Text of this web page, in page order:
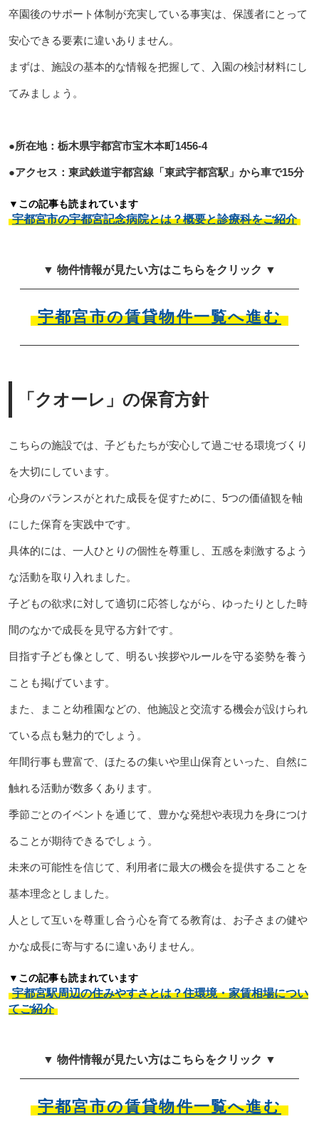
卒園後のサポート体制が充実している事実は、保護者にとって
安心できる要素に違いありません。
まずは、施設の基本的な情報を把握して、入園の検討材料にし
てみましょう。
●所在地：栃木県宇都宮市宝木本町1456-4
●アクセス：東武鉄道宇都宮線「東武宇都宮駅」から車で15分
▼この記事も読まれています
宇都宮市の宇都宮記念病院とは？概要と診療科をご紹介
▼ 物件情報が見たい方はこちらをクリック ▼
宇都宮市の賃貸物件一覧へ進む
「クオーレ」の保育方針
こちらの施設では、子どもたちが安心して過ごせる環境づくり
を大切にしています。
心身のバランスがとれた成長を促すために、5つの価値観を軸
にした保育を実践中です。
具体的には、一人ひとりの個性を尊重し、五感を刺激するよう
な活動を取り入れました。
子どもの欲求に対して適切に応答しながら、ゆったりとした時
間のなかで成長を見守る方針です。
目指す子ども像として、明るい挨拶やルールを守る姿勢を養う
ことも掲げています。
また、まこと幼稚園などの、他施設と交流する機会が設けられ
ている点も魅力的でしょう。
年間行事も豊富で、ほたるの集いや里山保育といった、自然に
触れる活動が数多くあります。
季節ごとのイベントを通じて、豊かな発想や表現力を身につけ
ることが期待できるでしょう。
未来の可能性を信じて、利用者に最大の機会を提供することを
基本理念としました。
人として互いを尊重し合う心を育てる教育は、お子さまの健や
かな成長に寄与するに違いありません。
▼この記事も読まれています
宇都宮駅周辺の住みやすさとは？住環境・家賃相場につい
てご紹介
▼ 物件情報が見たい方はこちらをクリック ▼
宇都宮市の賃貸物件一覧へ進む